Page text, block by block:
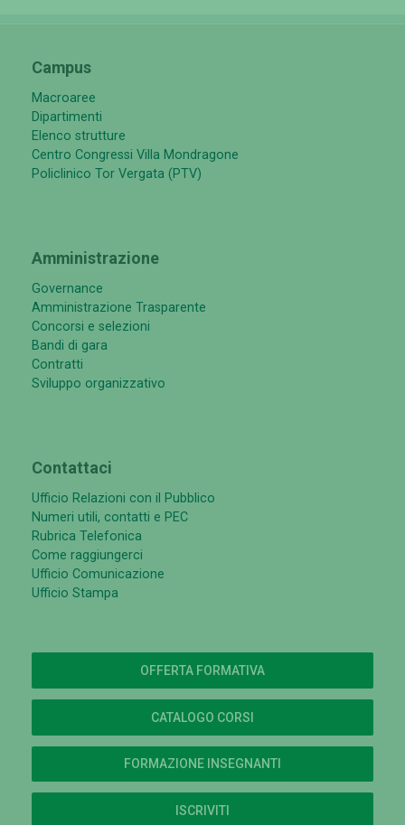
Campus
Macroaree
Dipartimenti
Elenco strutture
Centro Congressi Villa Mondragone
Policlinico Tor Vergata (PTV)
Amministrazione
Governance
Amministrazione Trasparente
Concorsi e selezioni
Bandi di gara
Contratti
Sviluppo organizzativo
Contattaci
Ufficio Relazioni con il Pubblico
Numeri utili, contatti e PEC
Rubrica Telefonica
Come raggiungerci
Ufficio Comunicazione
Ufficio Stampa
OFFERTA FORMATIVA
CATALOGO CORSI
FORMAZIONE INSEGNANTI
ISCRIVITI